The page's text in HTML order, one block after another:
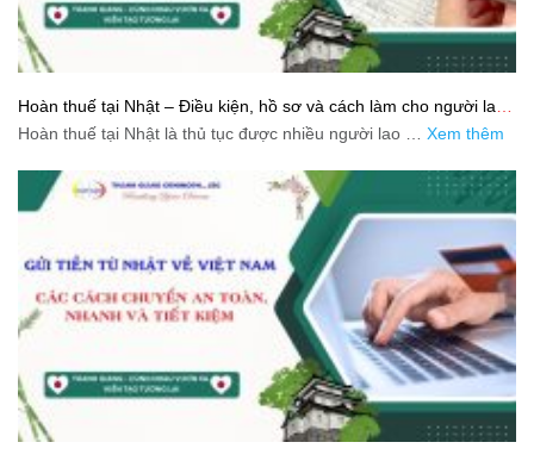
Hoàn thuế tại Nhật – Điều kiện, hồ sơ và cách làm cho người lao
động
Hoàn thuế tại Nhật là thủ tục được nhiều người lao … Xem thêm